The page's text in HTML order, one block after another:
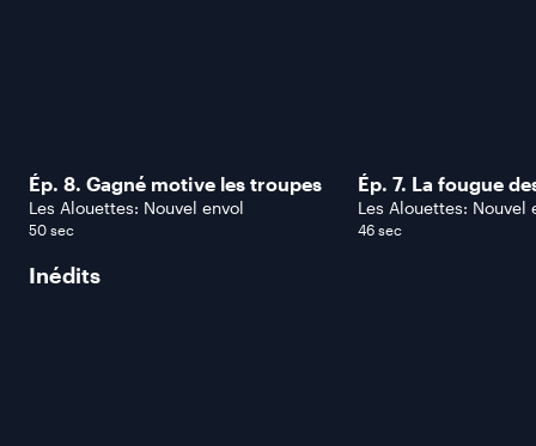
Ép. 8. Gagné motive les troupes
Les Alouettes: Nouvel envol
50 sec
Ép. 7. La fougue
Les Alouettes:
46 sec
Inédits